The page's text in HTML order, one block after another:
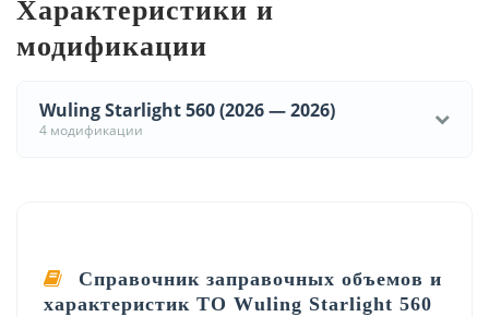
Характеристики и
модификации
Wuling Starlight 560 (2026 — 2026)
4 модификации
Справочник заправочных объемов и
характеристик ТО Wuling Starlight 560